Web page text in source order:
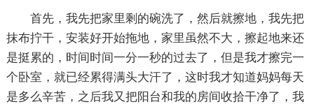
首先，我先把家里剩的碗洗了，然后就擦地，我先把
抹布拧干，安装好开始拖地，家里虽然不大，擦起地来还
是挺累的，时间时间一分一秒的过去了，但是我才擦完一
个卧室，就已经累得满头大汗了，这时我才知道妈妈每天
是多么辛苦，之后我又把阳台和我的房间收拾干净了，我